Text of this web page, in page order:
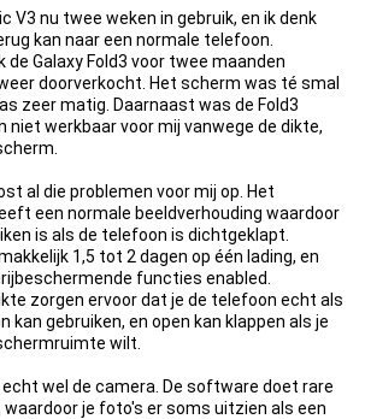
V3 nu twee weken in gebruik, en ik denk
kan naar een normale telefoon.
de Galaxy Fold3 voor twee maanden
doorverkocht. Het scherm was té smal
zeer matig. Daarnaast was de Fold3
niet werkbaar voor mij vanwege de dikte,
al die problemen voor mij op. Het
een normale beeldverhouding waardoor
is als de telefoon is dichtgeklapt.
1,5 tot 2 dagen op één lading, en
functies enabled.
zorgen ervoor dat je de telefoon echt als
kan gebruiken, en open kan klappen als je
wilt.
wel de camera. De software doet rare
je foto's er soms uitzien als een